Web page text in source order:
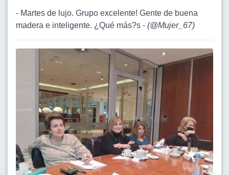
- Martes de lujo. Grupo excelente! Gente de buena
madera e inteligente. ¿Qué más?s - (@Mujer_67)